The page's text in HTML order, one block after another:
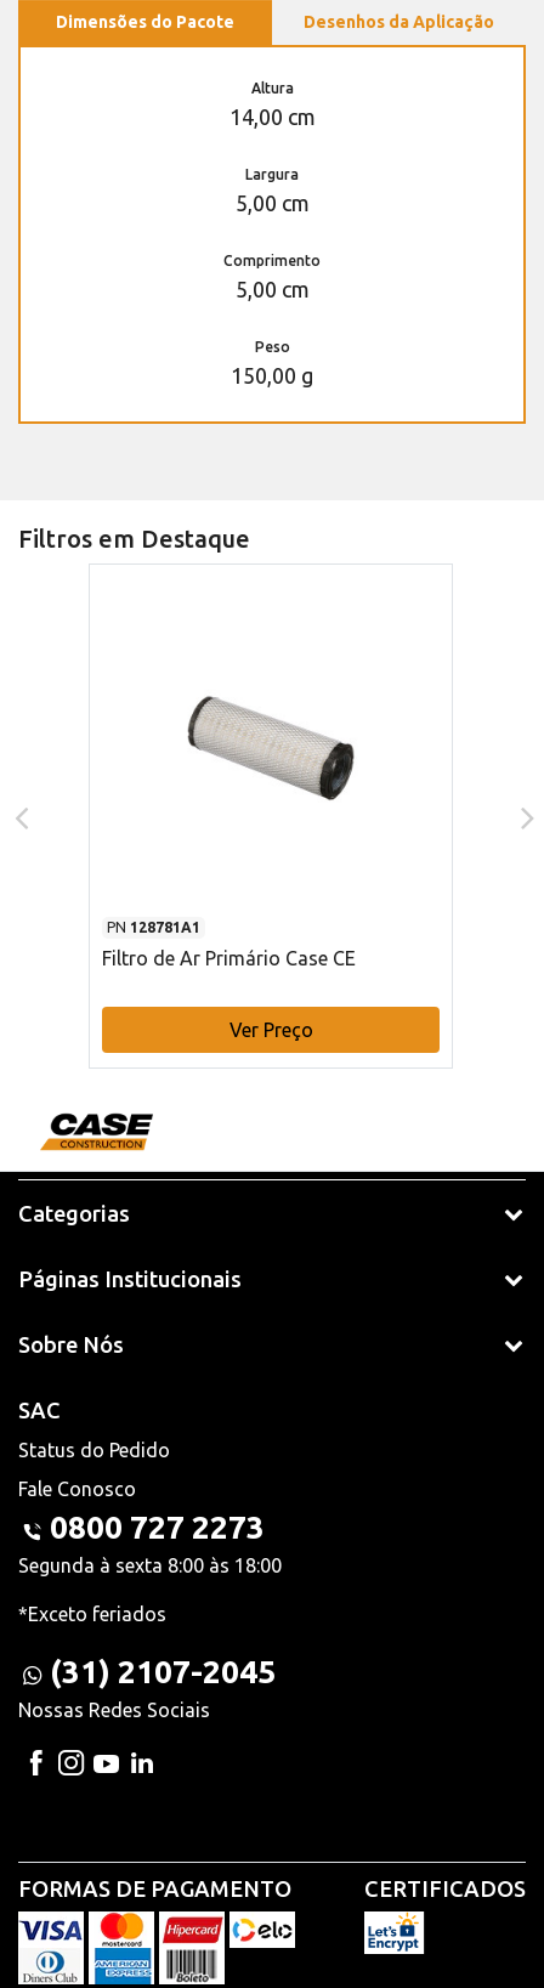
Dimensões do Pacote Desenhos da Aplicação
Altura
14,00 cm
Largura
5,00 cm
Comprimento
5,00 cm
Peso
150,00 g
Filtros em Destaque
PN 128781A1
Filtro de Ar Primário Case CE
Ver Preço
Categorias
Páginas Institucionais
Sobre Nós
SAC
Status do Pedido
Fale Conosco
0800 727 2273
Segunda à sexta 8:00 às 18:00
*Exceto feriados
(31) 2107-2045
Nossas Redes Sociais
FORMAS DE PAGAMENTO CERTIFICADOS